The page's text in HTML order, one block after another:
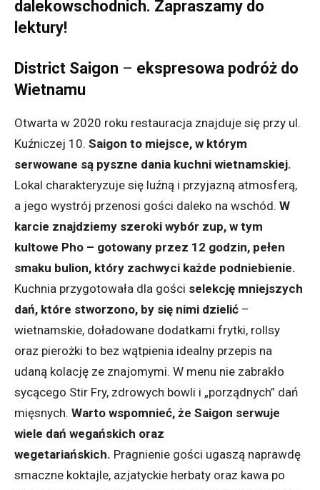
dalekowschodnich. Zapraszamy do
lektury!
District Saigon – ekspresowa podróż do
Wietnamu
Otwarta w 2020 roku restauracja znajduje się przy ul.
Kuźniczej 10. Saigon to miejsce, w którym
serwowane są pyszne dania kuchni wietnamskiej.
Lokal charakteryzuje się luźną i przyjazną atmosferą,
a jego wystrój przenosi gości daleko na wschód. W
karcie znajdziemy szeroki wybór zup, w tym
kultowe Pho – gotowany przez 12 godzin, pełen
smaku bulion, który zachwyci każde podniebienie.
Kuchnia przygotowała dla gości selekcję mniejszych
dań, które stworzono, by się nimi dzielić –
wietnamskie, doładowane dodatkami frytki, rollsy
oraz pierożki to bez wątpienia idealny przepis na
udaną kolację ze znajomymi. W menu nie zabrakło
sycącego Stir Fry, zdrowych bowli i „porządnych” dań
mięsnych. Warto wspomnieć, że Saigon serwuje
wiele dań wegańskich oraz
wegetariańskich. Pragnienie gości ugaszą naprawdę
smaczne koktajle, azjatyckie herbaty oraz kawa po